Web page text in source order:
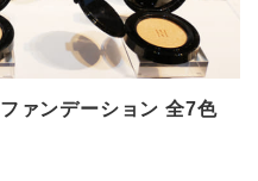
ァンデーション 全7色